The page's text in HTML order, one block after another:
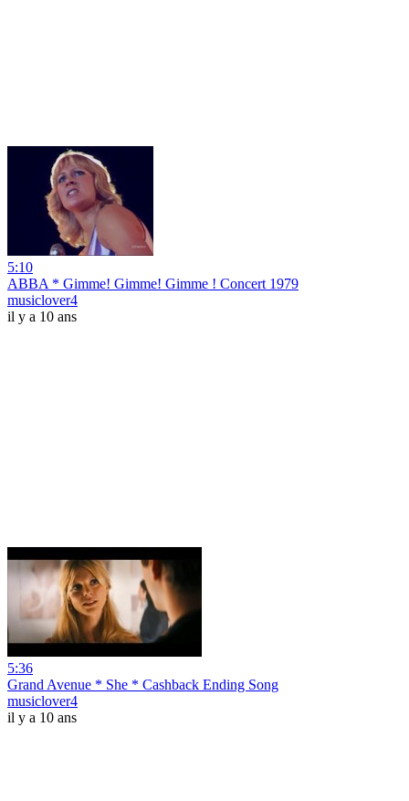
5:10
ABBA * Gimme! Gimme! Gimme ! Concert 1979
musiclover4
il y a 10 ans
5:36
Grand Avenue * She * Cashback Ending Song
musiclover4
il y a 10 ans